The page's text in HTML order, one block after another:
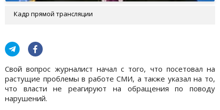
Кадр прямой трансляции
Свой вопрос журналист начал с того, что посетовал на
растущие проблемы в работе СМИ, а также указал на то,
что власти не реагируют на обращения по поводу
нарушений.